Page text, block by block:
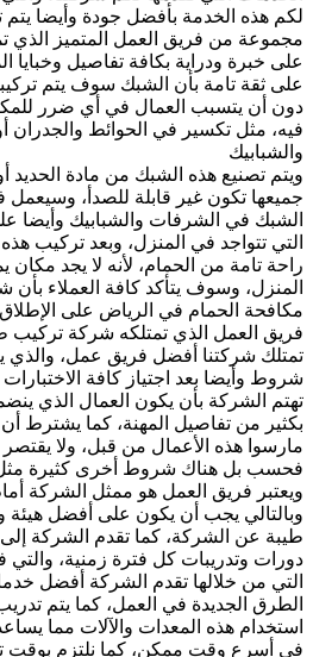
لكم هذه الخدمة بأفضل جودة وأيضا
مجموعة من فريق العمل المتميز الذي
على خبرة ودراية بكافة تفاصيل وخبايا
على ثقة تامة بأن الشبك سوف يتم
دون أن يتسبب العمال في أي ضرر
فيه، مثل تكسير في الحوائط والجدران
والشبابيك
ويتم تصنيع هذه الشبك من مادة الحديد
جميعها تكون غير قابلة للصدأ،
الشبك في الشرفات والشبابيك وأيضا
التي تتواجد في المنزل، وبعد تركيب
راحة تامة من الحمام، لأنه لا يجد مكان
المنزل، وسوف يتأكد كافة العملاء
مكافحة الحمام في الرياض على
فريق العمل الذي تمتلكه شركة تركيب
تمتلك شركتنا أفضل فريق عمل، والذي
شروط وأيضا بعد اجتياز كافة
تهتم الشركة بأن يكون العمال الذي
بكثير من تفاصيل المهنة، كما يشترط
مارسوا هذه الأعمال من قبل، ولا
فحسب بل هناك شروط أخرى كثيرة
ويعتبر فريق العمل هو ممثل الشركة
وبالتالي يجب أن يكون على أفضل
طيبة عن الشركة، كما تقدم الشركة إلى
دورات وتدريبات كل فترة زمنية، والتي
التي من خلالها تقدم الشركة أفضل
الطرق الجديدة في العمل، كما يتم
استخدام هذه المعدات والآلات مما
في أسرع وقت ممكن، كما نلتزم بوقت